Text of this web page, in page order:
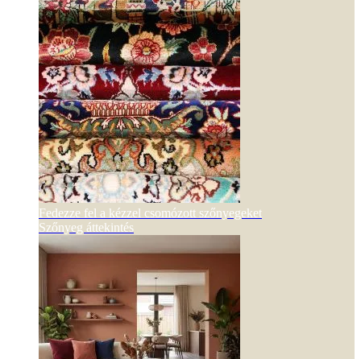
Fedezze fel a kézzel csomózott szőnyegeket
Szőnyeg áttekintés